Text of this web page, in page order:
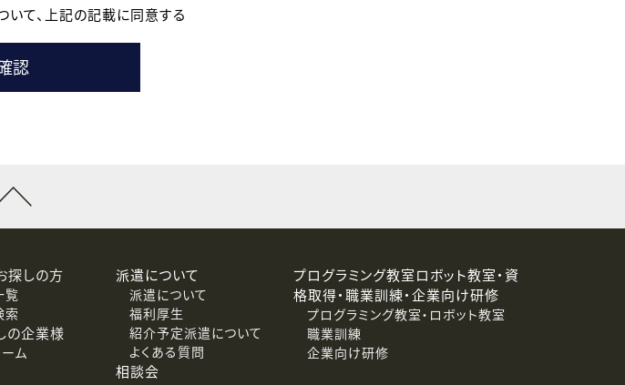
たします。
ます。
報を委託する場合があります。
追加または削除、利用の停止、消去および第三者への提供停止）
て、 上記の記載に同意する
探しの方
覧
索
の企業様
ム
派遣について
派遣について
福利厚生
紹介予定派遣について
よくある質問
相談会
プログラミング教室ロボット教室・資
格取得・職業訓練・企業向け研修
プログラミング教室・ロボット教室
職業訓練
企業向け研修